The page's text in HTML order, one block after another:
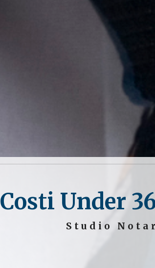
Costi Under
Studio